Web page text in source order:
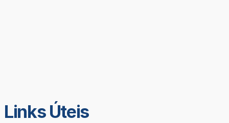
Links Úteis